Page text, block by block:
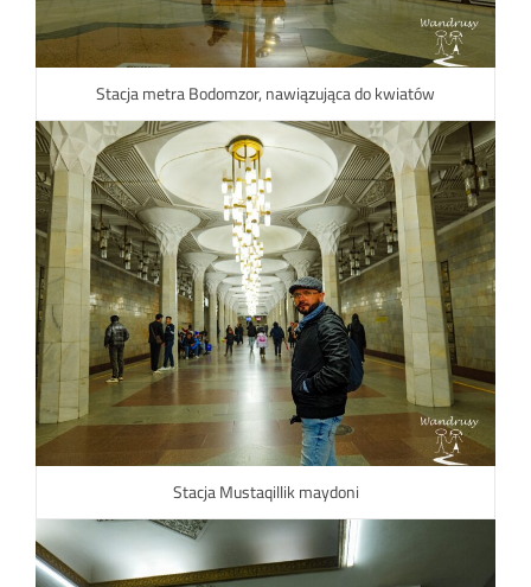
Stacja metra Bodomzor, nawiązująca do kwiatów
Stacja Mustaqillik maydoni